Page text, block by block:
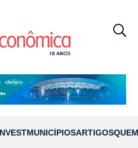
MUNICÍPIOSARTIGOS